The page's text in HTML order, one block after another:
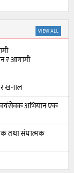
VIEW ALL
र आगामी
खनाल
अभियान एक
तथा संघात्मक